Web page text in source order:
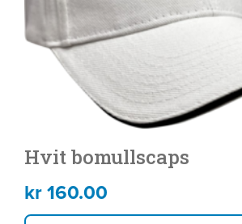
Hvit bomullscaps
kr160.00